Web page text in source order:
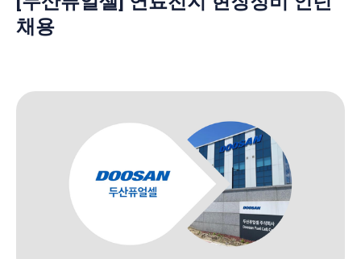
채용